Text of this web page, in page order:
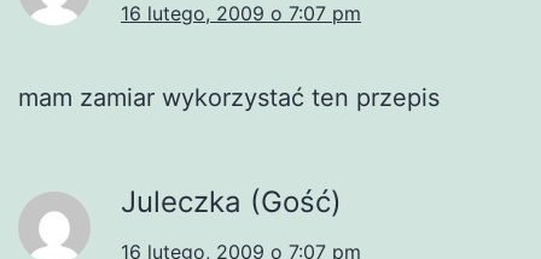
16 lutego, 2009 o 7:07 pm
mam zamiar wykorzystać ten przepis
Juleczka (Gość)
16 lutego, 2009 o 7:07 pm